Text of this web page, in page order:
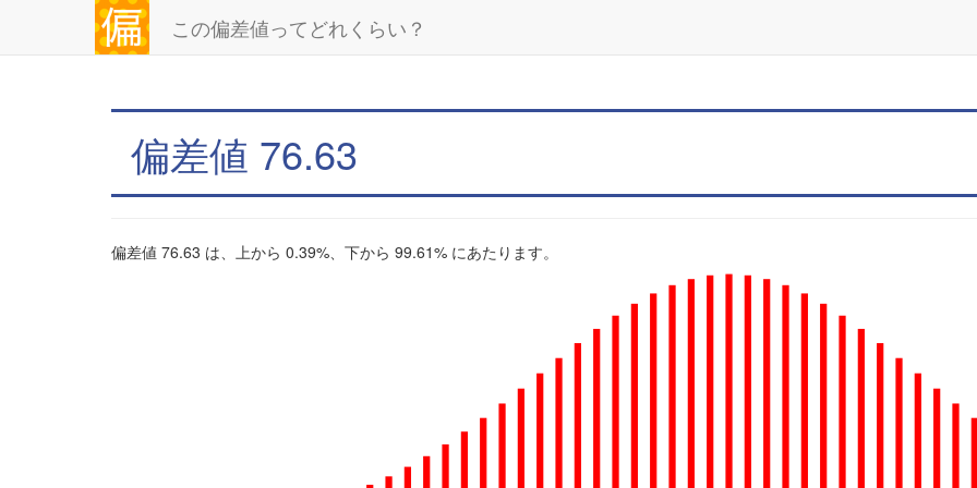
この偏差値ってどれくらい？
偏差値 76.63
偏差値 76.63 は、上から 0.39%、下から 99.61% にあたります。